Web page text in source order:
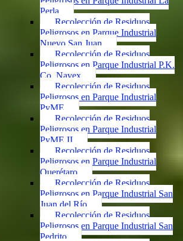
Perla
Recolección de Residuos
Peligrosos en Parque Industrial
Nuevo San Juan
Recolección de Residuos
Peligrosos en Parque Industrial P.K.
Co. Navex
Recolección de Residuos
Peligrosos en Parque Industrial
PyME
Recolección de Residuos
Peligrosos en Parque Industrial
PyME II
Recolección de Residuos
Peligrosos en Parque Industrial
Querétaro
Recolección de Residuos
Peligrosos en Parque Industrial San
Juan del Río
Recolección de Residuos
Peligrosos en Parque Industrial San
Pedrito